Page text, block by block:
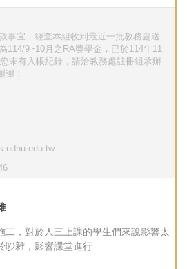
事宜，經查本組收到最近一批教務處送
114/9~10月之RA獎學金，已於114年11
未有入帳紀錄，請洽教務處註冊組承辦
謝！
工，對於人三上課的學生們來說影響太
吵雜，影響課堂進行